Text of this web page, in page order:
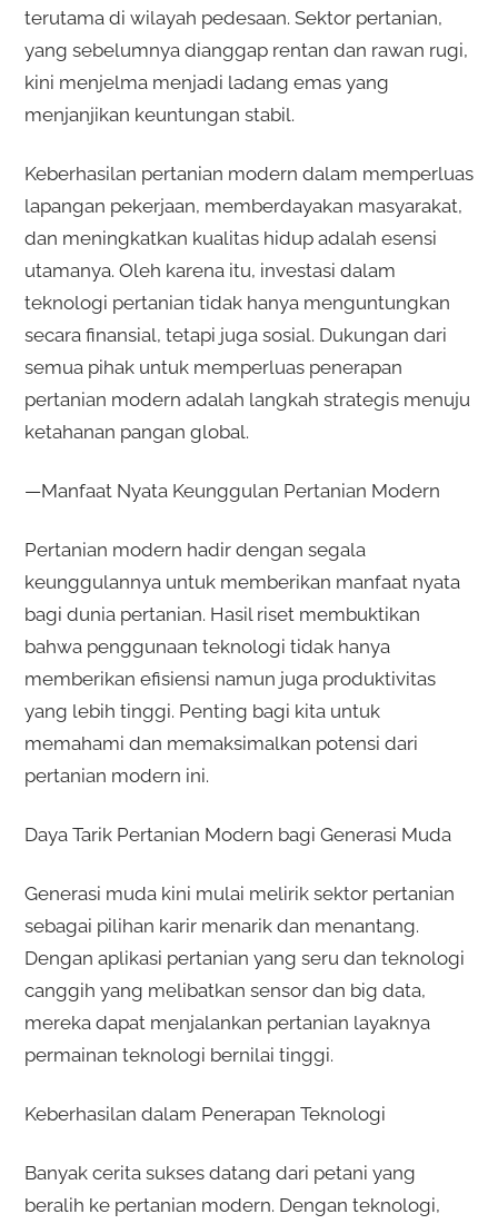
terutama di wilayah pedesaan. Sektor pertanian,
yang sebelumnya dianggap rentan dan rawan rugi,
kini menjelma menjadi ladang emas yang
menjanjikan keuntungan stabil.
Keberhasilan pertanian modern dalam memperluas
lapangan pekerjaan, memberdayakan masyarakat,
dan meningkatkan kualitas hidup adalah esensi
utamanya. Oleh karena itu, investasi dalam
teknologi pertanian tidak hanya menguntungkan
secara finansial, tetapi juga sosial. Dukungan dari
semua pihak untuk memperluas penerapan
pertanian modern adalah langkah strategis menuju
ketahanan pangan global.
—Manfaat Nyata Keunggulan Pertanian Modern
Pertanian modern hadir dengan segala
keunggulannya untuk memberikan manfaat nyata
bagi dunia pertanian. Hasil riset membuktikan
bahwa penggunaan teknologi tidak hanya
memberikan efisiensi namun juga produktivitas
yang lebih tinggi. Penting bagi kita untuk
memahami dan memaksimalkan potensi dari
pertanian modern ini.
Daya Tarik Pertanian Modern bagi Generasi Muda
Generasi muda kini mulai melirik sektor pertanian
sebagai pilihan karir menarik dan menantang.
Dengan aplikasi pertanian yang seru dan teknologi
canggih yang melibatkan sensor dan big data,
mereka dapat menjalankan pertanian layaknya
permainan teknologi bernilai tinggi.
Keberhasilan dalam Penerapan Teknologi
Banyak cerita sukses datang dari petani yang
beralih ke pertanian modern. Dengan teknologi,